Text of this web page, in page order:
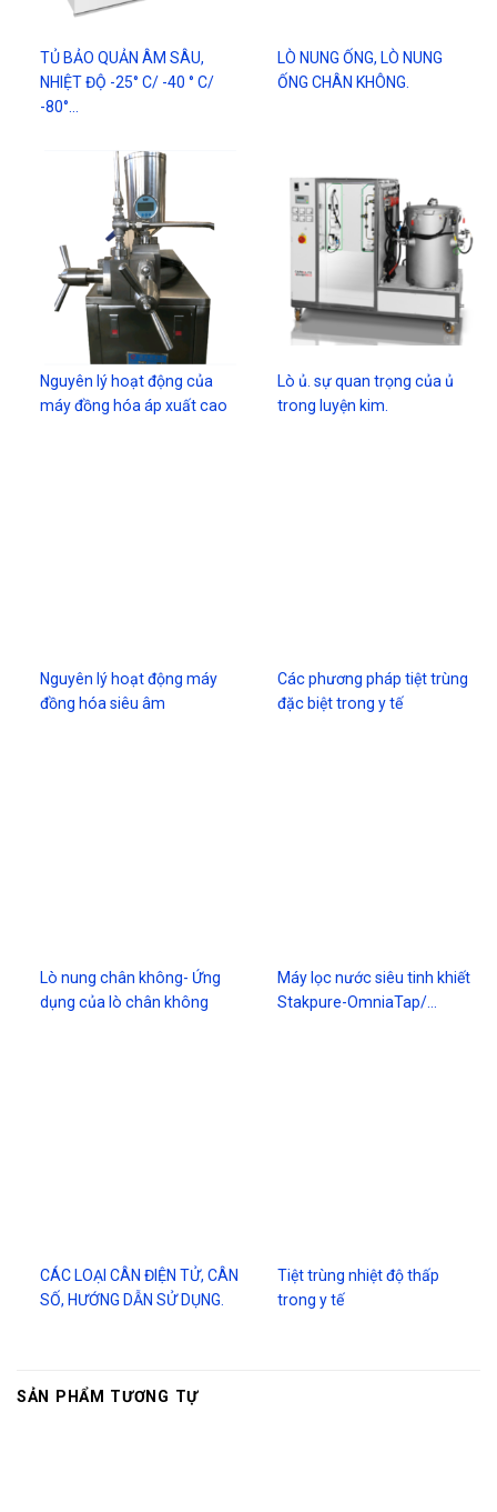
TỦ BẢO QUẢN ÂM SÂU,
NHIỆT ĐỘ -25° C/ -40 ° C/
-80°…
LÒ NUNG ỐNG, LÒ NUNG
ỐNG CHÂN KHÔNG.
Nguyên lý hoạt động của
máy đồng hóa áp xuất cao
Lò ủ. sự quan trọng của ủ
trong luyện kim.
Nguyên lý hoạt động máy
đồng hóa siêu âm
Các phương pháp tiệt trùng
đặc biệt trong y tế
Lò nung chân không- Ứng
dụng của lò chân không
Máy lọc nước siêu tinh khiết
Stakpure-OmniaTap/…
CÁC LOẠI CÂN ĐIỆN TỬ, CÂN
SỐ, HƯỚNG DẪN SỬ DỤNG.
Tiệt trùng nhiệt độ thấp
trong y tế
SẢN PHẨM TƯƠNG TỰ